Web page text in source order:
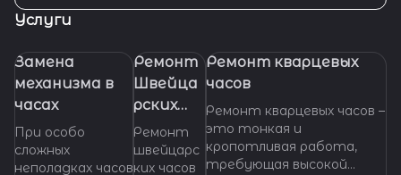
Услуги
Замена
механизма в
часах
При особо
сложных
неполадках часов
Ремонт
Швейца
рских
часов
Ремонт
швейцарс
ких часов
Ремонт кварцевых
часов
Ремонт кварцевых часов –
это тонкая и
кропотливая работа,
требующая высокой